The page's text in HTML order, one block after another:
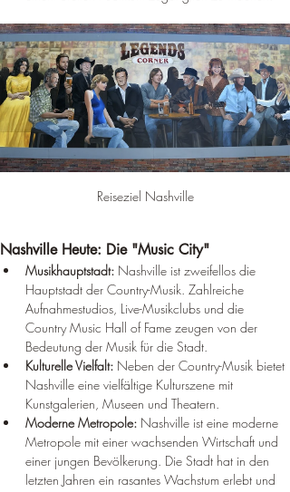
Reiseziel Nashville
Nashville Heute: Die "Music City"
Musikhauptstadt: Nashville ist zweifellos die
Hauptstadt der Country-Musik. Zahlreiche
Aufnahmestudios, Live-Musikclubs und die
Country Music Hall of Fame zeugen von der
Bedeutung der Musik für die Stadt.
Kulturelle Vielfalt: Neben der Country-Musik bietet
Nashville eine vielfältige Kulturszene mit
Kunstgalerien, Museen und Theatern.
Moderne Metropole: Nashville ist eine moderne
Metropole mit einer wachsenden Wirtschaft und
einer jungen Bevölkerung. Die Stadt hat in den
letzten Jahren ein rasantes Wachstum erlebt und